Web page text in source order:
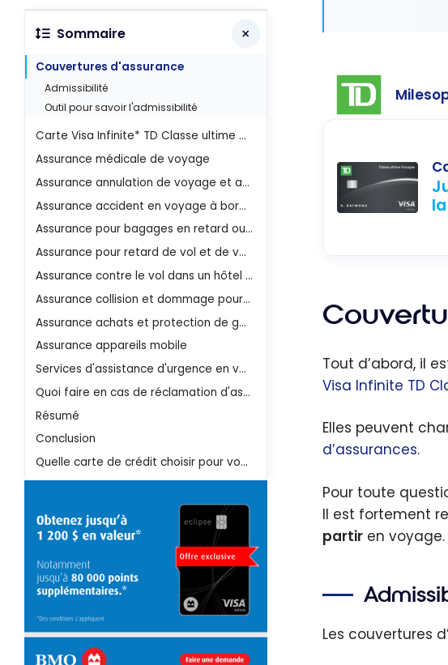
Tout d’abord, il
Visa Infinite TD
Elles peuvent
d’assurances.
Pour toute
Il est fortement
partir en voyage.
Les couvertures
Sommaire
Couvertures d'assurance
Admissibilité
Outil pour savoir l'admissibilité
Carte Visa Infinite* TD Classe ultime Voyagesᴹᴰ
Assurance médicale de voyage
Assurance annulation de voyage et assurance interruption de voyage
Assurance accident en voyage à bord d'un transporteur public
Assurance pour bagages en retard ou perdus
Assurance pour retard de vol et de voyage
Assurance contre le vol dans un hôtel ou motel
Assurance collision et dommage pour véhicule de location
Assurance achats et protection de garantie prolongée
Assurance appareils mobile
Services d'assistance d'urgence en voyage
Quoi faire en cas de réclamation d'assurance avec la Carte Visa Infinite TD Classe ultime Voyages
Résumé
Conclusion
Quelle carte de crédit choisir pour vos voyages ?